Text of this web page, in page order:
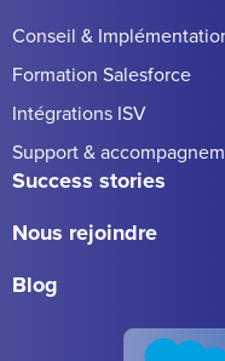
Conseil &
Formation Salesforce
Intégrations ISV
Support &
Success stories
Nous rejoindre
Blog